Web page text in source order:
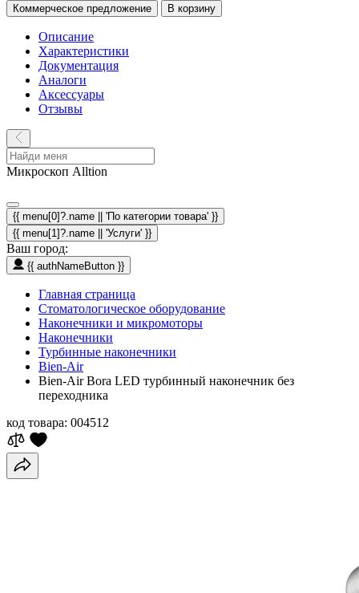
Коммерческое предложение В корзину
Описание
Характеристики
Документация
Аналоги
Аксессуары
Отзывы
Микроскоп Alltion
{{ menu[0]?.name || 'По категории товара' }}
{{ menu[1]?.name || 'Услуги' }}
Ваш город:
{{ authNameButton }}
Главная страница
Стоматологическое оборудование
Наконечники и микромоторы
Наконечники
Турбинные наконечники
Bien-Air
Bien-Air Bora LED турбинный наконечник без
переходника
код товара: 004512